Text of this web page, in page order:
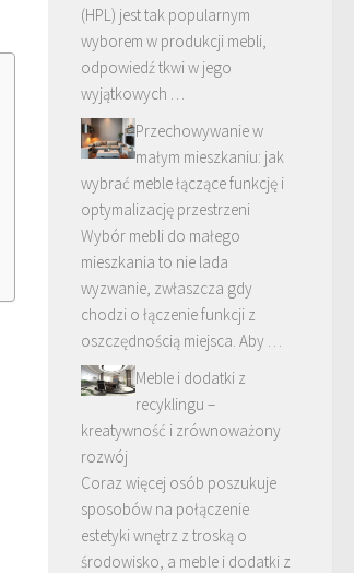
(HPL) jest tak popularnym
wyborem w produkcji mebli,
odpowiedź tkwi w jego
wyjątkowych …
Przechowywanie w
małym mieszkaniu: jak
wybrać meble łączące funkcję i
optymalizację przestrzeni
Wybór mebli do małego
mieszkania to nie lada
wyzwanie, zwłaszcza gdy
chodzi o łączenie funkcji z
oszczędnością miejsca. Aby …
Meble i dodatki z
recyklingu –
kreatywność i zrównoważony
rozwój
Coraz więcej osób poszukuje
sposobów na połączenie
estetyki wnętrz z troską o
środowisko, a meble i dodatki z